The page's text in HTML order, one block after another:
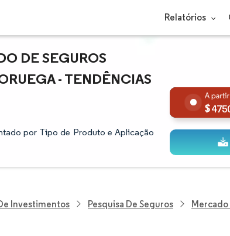
Relatórios
DE SEGUROS
- TENDÊNCIAS
por Tipo de Produto e Aplicação
Investimentos Pesquisa De Seguros